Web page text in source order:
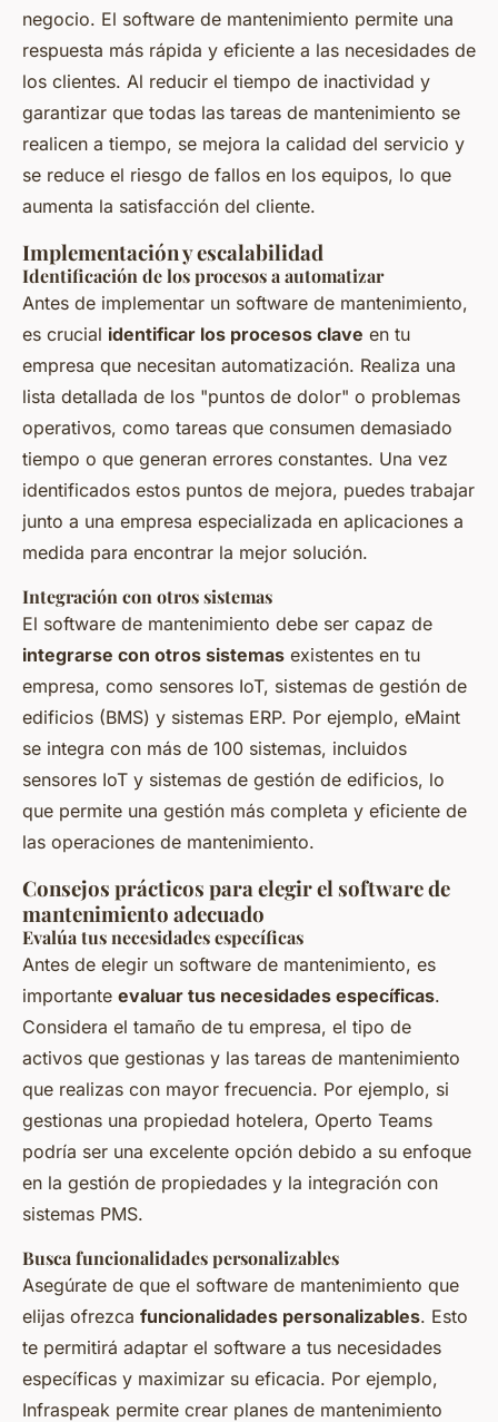
negocio. El software de mantenimiento permite una
respuesta más rápida y eficiente a las necesidades de
los clientes. Al reducir el tiempo de inactividad y
garantizar que todas las tareas de mantenimiento se
realicen a tiempo, se mejora la calidad del servicio y
se reduce el riesgo de fallos en los equipos, lo que
aumenta la satisfacción del cliente.
Implementación y escalabilidad
Identificación de los procesos a automatizar
Antes de implementar un software de mantenimiento,
es crucial identificar los procesos clave en tu
empresa que necesitan automatización. Realiza una
lista detallada de los "puntos de dolor" o problemas
operativos, como tareas que consumen demasiado
tiempo o que generan errores constantes. Una vez
identificados estos puntos de mejora, puedes trabajar
junto a una empresa especializada en aplicaciones a
medida para encontrar la mejor solución.
Integración con otros sistemas
El software de mantenimiento debe ser capaz de
integrarse con otros sistemas existentes en tu
empresa, como sensores IoT, sistemas de gestión de
edificios (BMS) y sistemas ERP. Por ejemplo, eMaint
se integra con más de 100 sistemas, incluidos
sensores IoT y sistemas de gestión de edificios, lo
que permite una gestión más completa y eficiente de
las operaciones de mantenimiento.
Consejos prácticos para elegir el software de
mantenimiento adecuado
Evalúa tus necesidades específicas
Antes de elegir un software de mantenimiento, es
importante evaluar tus necesidades específicas.
Considera el tamaño de tu empresa, el tipo de
activos que gestionas y las tareas de mantenimiento
que realizas con mayor frecuencia. Por ejemplo, si
gestionas una propiedad hotelera, Operto Teams
podría ser una excelente opción debido a su enfoque
en la gestión de propiedades y la integración con
sistemas PMS.
Busca funcionalidades personalizables
Asegúrate de que el software de mantenimiento que
elijas ofrezca funcionalidades personalizables. Esto
te permitirá adaptar el software a tus necesidades
específicas y maximizar su eficacia. Por ejemplo,
Infraspeak permite crear planes de mantenimiento